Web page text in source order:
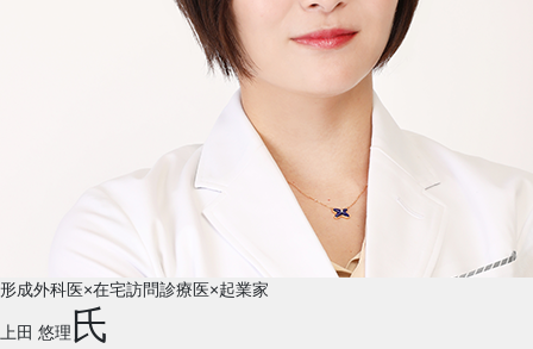
形成外科医×在宅訪問診療医×起業家
上田 悠理 氏